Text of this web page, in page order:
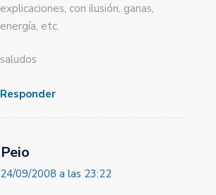
explicaciones, con ilusión, ganas,
energía, etc.
saludos
Responder
Peio
24/09/2008 a las 23:22